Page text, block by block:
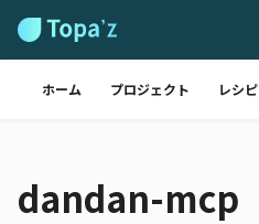
ホーム プロジェクト レシピ
dandan-mcp